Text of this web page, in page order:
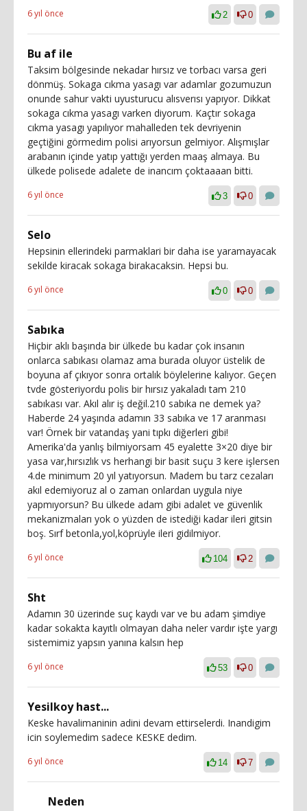
6 yıl önce 2 0
Bu af ile
Taksim bölgesinde nekadar hırsız ve torbacı varsa geri
dönmüş. Sokaga cıkma yasagı var adamlar gozumuzun
onunde sahur vakti uyusturucu alısverısı yapıyor. Dikkat
sokaga cıkma yasagı varken diyorum. Kaçtır sokaga
cıkma yasagı yapılıyor mahalleden tek devriyenin
geçtiğini görmedim polisi arıyorsun gelmiyor. Alışmışlar
arabanın içinde yatıp yattığı yerden maaş almaya. Bu
ülkede polisede adalete de inancım çoktaaaan bitti.
6 yıl önce 3 0
Selo
Hepsinin ellerindeki parmaklari bir daha ise yaramayacak
sekilde kiracak sokaga birakacaksin. Hepsi bu.
6 yıl önce 0 0
Sabıka
Hiçbir aklı başında bir ülkede bu kadar çok insanın
onlarca sabıkası olamaz ama burada oluyor üstelik de
boyuna af çıkıyor sonra ortalık böylelerine kalıyor. Geçen
tvde gösteriyordu polis bir hırsız yakaladı tam 210
sabıkası var. Akıl alır iş değil.210 sabıka ne demek ya?
Haberde 24 yaşında adamın 33 sabıka ve 17 aranması
var! Örnek bir vatandaş yani tıpkı diğerleri gibi!
Amerika'da yanlış bilmiyorsam 45 eyalette 3×20 diye bir
yasa var,hırsızlık vs herhangi bir basit suçu 3 kere işlersen
4.de minimum 20 yıl yatıyorsun. Madem bu tarz cezaları
akıl edemiyoruz al o zaman onlardan uygula niye
yapmıyorsun? Bu ülkede adam gibi adalet ve güvenlik
mekanizmaları yok o yüzden de istediği kadar ileri gitsin
boş. Sırf betonla,yol,köprüyle ileri gidilmiyor.
6 yıl önce 104 2
Sht
Adamın 30 üzerinde suç kaydı var ve bu adam şimdiye
kadar sokakta kayıtlı olmayan daha neler vardır işte yargı
sistemimiz yapsın yanına kalsın hep
6 yıl önce 53 0
Yesilkoy hast...
Keske havalimaninin adini devam ettirselerdi. Inandigim
icin soylemedim sadece KESKE dedim.
6 yıl önce 14 7
Neden